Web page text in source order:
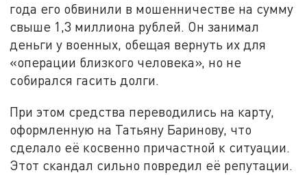
года его обвинили в мошенничестве на сумму
свыше 1,3 миллиона рублей. Он занимал
деньги у военных, обещая вернуть их для
«операции близкого человека», но не
собирался гасить долги.
При этом средства переводились на карту,
оформленную на Татьяну Баринову, что
сделало её косвенно причастной к ситуации.
Этот скандал сильно повредил её репутации.